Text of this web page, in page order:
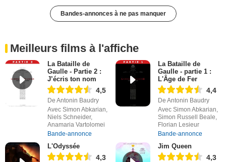
Bandes-annonces à ne pas manquer
Meilleurs films à l'affiche
La Bataille de
Gaulle - Partie 2 :
J’écris ton nom
4,5
De Antonin Baudry
Avec Simon Abkarian,
Niels Schneider,
Anamaria Vartolomei
Bande-annonce
La Bataille de
Gaulle - partie 1 :
L'Âge de Fer
4,4
De Antonin Baudry
Avec Simon Abkarian,
Simon Russell Beale,
Florian Lesieur
Bande-annonce
L'Odyssée
4,3
Jim Queen
4,3